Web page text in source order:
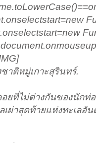
าติหมู่เกาะสุรินทร์.
ยที่ไม่ต่างกันของนักท่
ผ่าสุดท้ายแห่งทะเลอั